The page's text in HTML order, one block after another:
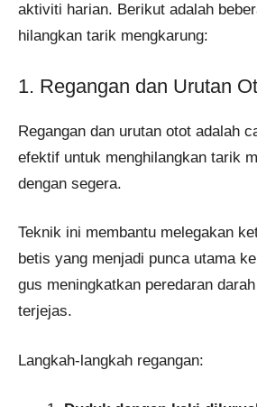
aktiviti harian. Berikut adalah
hilangkan tarik mengkarung:
1. Regangan dan Urutan
Regangan dan urutan otot adalah
efektif untuk menghilangkan tarik
dengan segera.
Teknik ini membantu melegakan
betis yang menjadi punca utama
gus meningkatkan peredaran
terjejas.
Langkah-langkah regangan: